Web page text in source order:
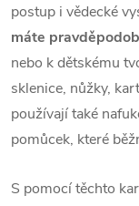
postup i vědecké
máte
nebo k dětskému
sklenice, nůžky,
používají také
pomůcek, které
S pomocí těchto